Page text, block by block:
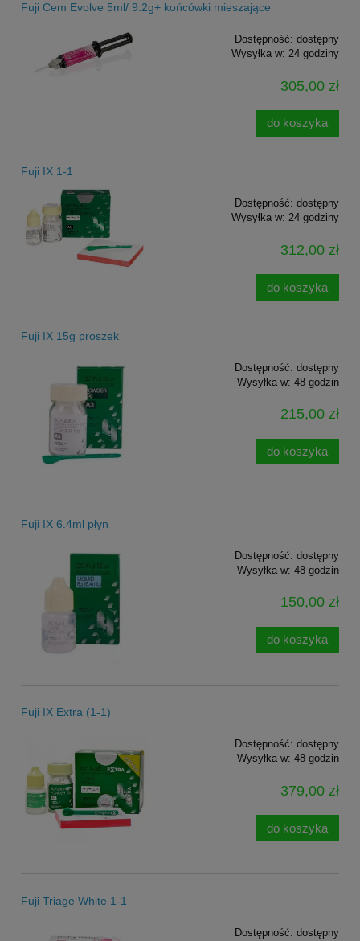
Fuji Cem Evolve 5ml/ 9.2g+ końcówki mieszające
Dostępność: dostępny
Wysyłka w: 24 godziny
305,00 zł
do koszyka
Fuji IX 1-1
Dostępność: dostępny
Wysyłka w: 24 godziny
312,00 zł
do koszyka
Fuji IX 15g proszek
Dostępność: dostępny
Wysyłka w: 48 godzin
215,00 zł
do koszyka
Fuji IX 6.4ml płyn
Dostępność: dostępny
Wysyłka w: 48 godzin
150,00 zł
do koszyka
Fuji IX Extra (1-1)
Dostępność: dostępny
Wysyłka w: 48 godzin
379,00 zł
do koszyka
Fuji Triage White 1-1
Dostępność: dostępny